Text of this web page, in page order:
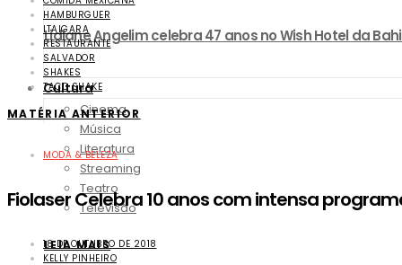
Lidiane Angelim celebra 47 anos no Wish Hotel da
Cultura
Cinema
Música
Literatura
Streaming
Teatro
Televisão
LEIA MAIS
HAMBURGUER
ITAIGARA
RESTAURANTE
SALVADOR
SHAKES
TACO SHAKE
MATÉRIA ANTERIOR
MODA & BELEZA
Fiolaser Celebra 10 anos com intensa
18 DE OUTUBRO DE 2018
KELLY PINHEIRO